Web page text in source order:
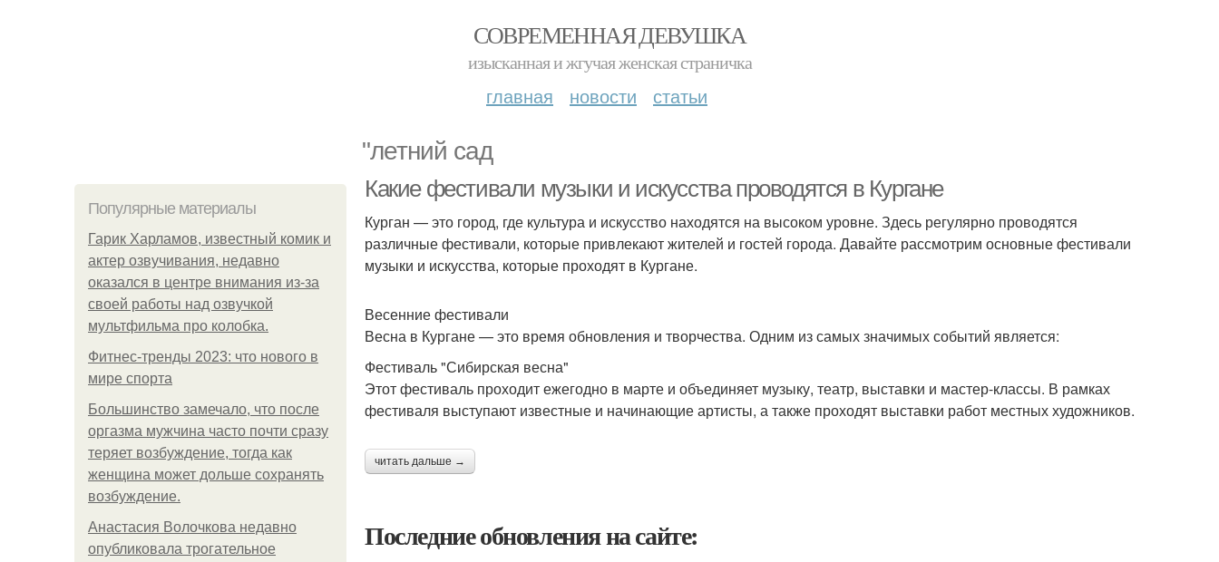
СОВРЕМЕННАЯ ДЕВУШКА
изысканная и жгучая женская страничка
главная новости статьи
"летний сад
Популярные материалы
Гарик Харламов, известный комик и
актер озвучивания, недавно
оказался в центре внимания из-за
своей работы над озвучкой
мультфильма про колобка.
Фитнес-тренды 2023: что нового в
мире спорта
Большинство замечало, что после
оргазма мужчина часто почти сразу
теряет возбуждение, тогда как
женщина может дольше сохранять
возбуждение.
Анастасия Волочкова недавно
опубликовала трогательное
Какие фестивали музыки и искусства проводятся в Кургане
Курган — это город, где культура и искусство находятся на высоком уровне. Здесь регулярно проводятся
различные фестивали, которые привлекают жителей и гостей города. Давайте рассмотрим основные фестивали
музыки и искусства, которые проходят в Кургане.
Весенние фестивали
Весна в Кургане — это время обновления и творчества. Одним из самых значимых событий является:
Фестиваль "Сибирская весна"
Этот фестиваль проходит ежегодно в марте и объединяет музыку, театр, выставки и мастер-классы. В рамках
фестиваля выступают известные и начинающие артисты, а также проходят выставки работ местных художников.
читать дальше →
Последние обновления на сайте: